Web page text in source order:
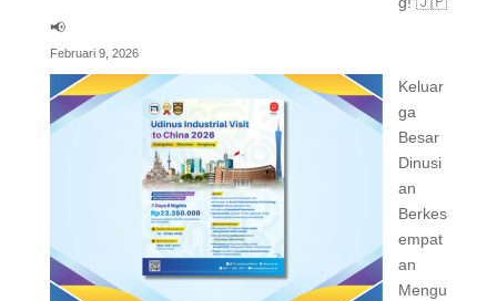
📢
Februari 9, 2026
Keluar
ga
Besar
Dinusi
an
Berkes
empat
an
Mengu